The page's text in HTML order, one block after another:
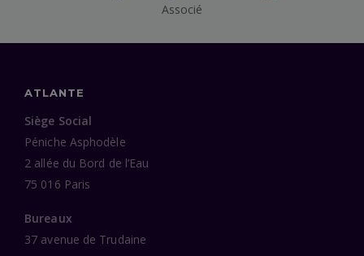
Associé
ATLANTE
Siège Social
Péniche Asphodèle
2 allée du Bord de l’Eau
75 016 Paris
Bureaux
37 avenue de Trudaine